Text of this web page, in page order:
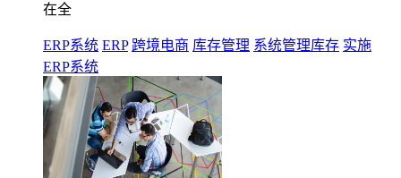
在全
ERP系统 ERP 跨境电商 库存管理 系统管理库存 实施
ERP系统